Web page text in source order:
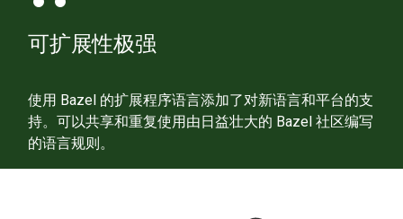
可扩展性极强
使用 Bazel 的扩展程序语言添加了对新语言和平台的支
持。可以共享和重复使用由日益壮大的 Bazel 社区编写
的语言规则。